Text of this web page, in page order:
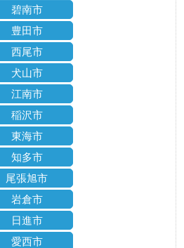
碧南市
豊田市
西尾市
犬山市
江南市
稲沢市
東海市
知多市
尾張旭市
岩倉市
日進市
愛西市